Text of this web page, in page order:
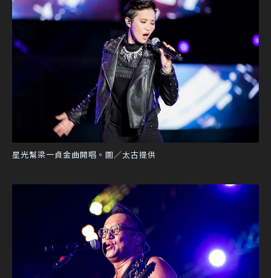
星光幫梁一貞金曲開唱。圖／太古提供